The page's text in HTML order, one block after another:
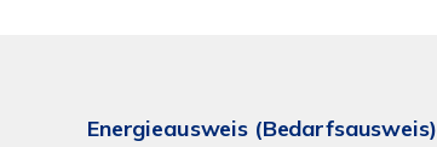
Energieausweis (Bedarfsausweis)